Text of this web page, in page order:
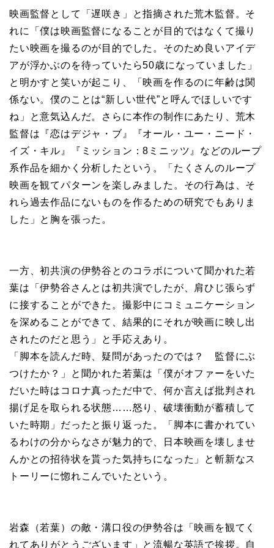
映画監督として「遅咲き」と指摘された荒木監督。そ
れに「僕は映画監督になることが目的ではなくて撮り
たい映画を撮るのが目的でした。そのため良いアイデ
アが浮かぶのを待っていたら50歳になっていました」
と明かすと笑いが起こり、「映画を作るのに年齢は関
係ない。僕のことは“新しい世代”と呼んでほしいです
ね」と意気込んだ。さらに本作の制作にあたり、荒木
監督は『恋はデジャ・ブ』『オール・ユー・ニード・
イズ・キル』『ミッション：8ミニッツ』などのループ
系作品を細かく分析したという。「たくさんのループ
映画を観てパターンを楽しみました。その行為は、そ
れら過去作品にないものを作るための研究でもありま
した」と胸を張った。
一方、初共演の伊勢谷とのコラボについて聞かれた若
葉は「伊勢谷さんとは初共演でしたが、肩ひじ張らず
に接することができた。撮影中にコミュニケーション
を深めることができて、結果的にそれが映画に映し出
されたのだと思う」と手応えあり。
「脚本を読んだ時、疑問があったのでは？ 監督にぶ
つけたか？」と聞かれた若葉は「僕がオファーをいた
だいた時はコロナ真っただ中で、何か言えば批判され
揚げ足を取られる状態……怒り、破壊衝動が蓄積して
いた時期」だったと振り返った。「脚本に書かれてい
るわけの分からなさが魅力的で、日本映画を壊しませ
んかとの招待状を貰った気持ちになった」と斬新なス
トーリーに惚れこんでいたという。
岩森（若葉）の敵・溝口役の伊勢谷は「映画を観てく
れてありがとうございます」と流暢な英語で挨拶。自